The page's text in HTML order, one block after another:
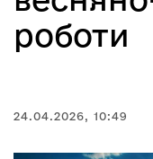
роботи
24.04.2026, 10:49